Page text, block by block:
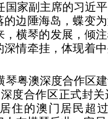
国家副主席的习近
边陲海岛，蝶变
，横琴的发展，倾
深情牵挂，体现着
琴粤澳深度合作区
度合作区正式封
住的澳门居民超